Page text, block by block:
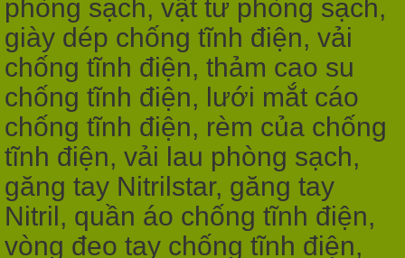
phòng sạch, vật tư phòng sạch,
giày dép chống tĩnh điện, vải
chống tĩnh điện, thảm cao su
chống tĩnh điện, lưới mắt cáo
chống tĩnh điện, rèm của chống
tĩnh điện, vải lau phòng sạch,
găng tay Nitrilstar, găng tay
Nitril, quần áo chống tĩnh điện,
vòng đeo tay chống tĩnh điện,